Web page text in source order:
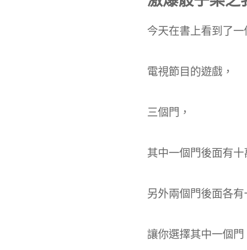
今天在書上看到了一
電視節目的遊戲，
三個門，
其中一個門後面有十
另外兩個門後面各有
讓你選擇其中一個門